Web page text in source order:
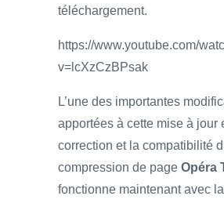
téléchargement.
https://www.youtube.com/
v=lcXzCzBPsak
L’une des importantes
apportées à cette mise à jour
correction et la compatibilité
compression de page Opéra
fonctionne maintenant avec